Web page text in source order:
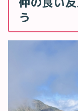
う